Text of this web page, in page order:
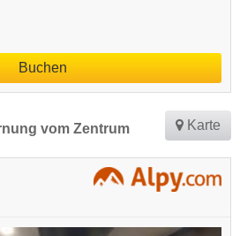
Buchen
vom Zentrum Karte